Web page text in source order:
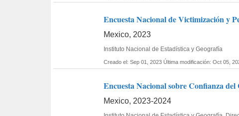
Encuesta Nacional de Victimización y
Mexico, 2023
Instituto Nacional de Estadística y Geografía
Creado el: Sep 01, 2023 Última modificación: Oct 05,
Encuesta Nacional sobre Confianza
Mexico, 2023-2024